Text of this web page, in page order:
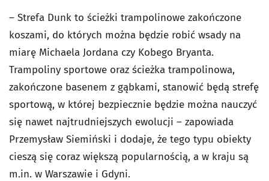
– Strefa Dunk to ścieżki trampolinowe zakończone
koszami, do których można będzie robić wsady na
miarę Michaela Jordana czy Kobego Bryanta.
Trampoliny sportowe oraz ścieżka trampolinowa,
zakończone basenem z gąbkami, stanowić będą strefę
sportową, w której bezpiecznie będzie można nauczyć
się nawet najtrudniejszych ewolucji – zapowiada
Przemysław Siemiński i dodaje, że tego typu obiekty
cieszą się coraz większą popularnością, a w kraju są
m.in. w Warszawie i Gdyni.